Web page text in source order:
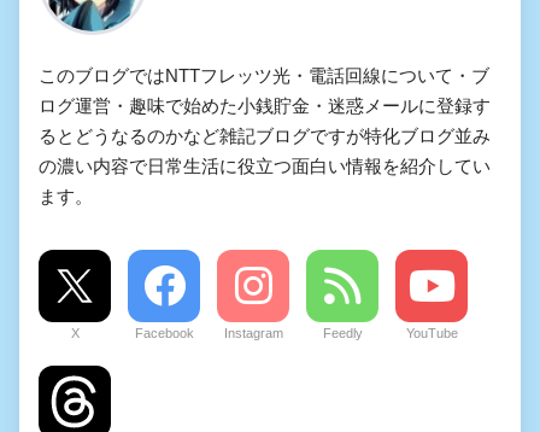
このブログではNTTフレッツ光・電話回線について・ブ
ログ運営・趣味で始めた小銭貯金・迷惑メールに登録す
るとどうなるのかなど雑記ブログですが特化ブログ並み
の濃い内容で日常生活に役立つ面白い情報を紹介してい
ます。
X Facebook Instagram Feedly YouTube